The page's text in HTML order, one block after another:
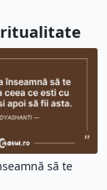
să te